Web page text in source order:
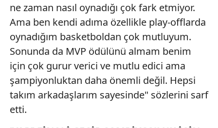
ne zaman nasıl oynadığı çok fark etmiyor.
Ama ben kendi adıma özellikle play-offlarda
oynadığım basketboldan çok mutluyum.
Sonunda da MVP ödülünü almam benim
için çok gurur verici ve mutlu edici ama
şampiyonluktan daha önemli değil. Hepsi
takım arkadaşlarım sayesinde" sözlerini sarf
etti.